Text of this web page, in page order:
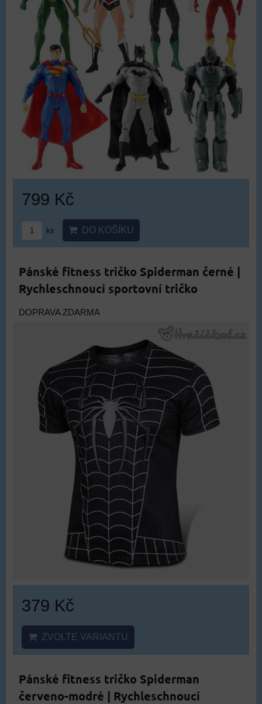
799 Kč
ks DO KOŠÍKU
Pánské fitness tričko Spiderman černé |
Rychleschnoucí sportovní tričko
DOPRAVA ZDARMA
379 Kč
ZVOLTE VARIANTU
Pánské fitness tričko Spiderman
červeno-modré | Rychleschnoucí